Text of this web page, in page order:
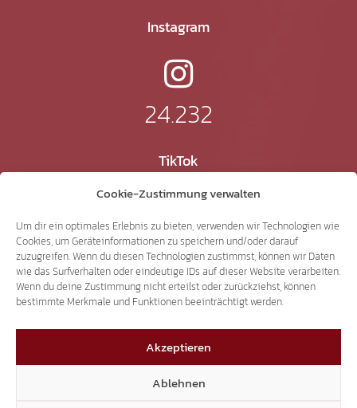
Cookie-Zustimmung verwalten
Um dir ein optimales Erlebnis zu bieten, verwenden wir Technologien wie
Cookies, um Geräteinformationen zu speichern und/oder darauf
zuzugreifen. Wenn du diesen Technologien zustimmst, können wir Daten
wie das Surfverhalten oder eindeutige IDs auf dieser Website verarbeiten.
Wenn du deine Zustimmung nicht erteilst oder zurückziehst, können
bestimmte Merkmale und Funktionen beeinträchtigt werden.
Akzeptieren
Ablehnen
Instagram
24.232
TikTok
41.370
X
3.507